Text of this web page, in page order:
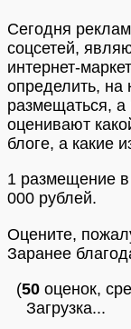
Сегодня
соцсетей,
интернет-
определить, на
размещаться, а
оценивают
блоге, а какие
1 размещение
000 рублей.
Оцените,
Заранее
(50 оценок,
Загрузка...